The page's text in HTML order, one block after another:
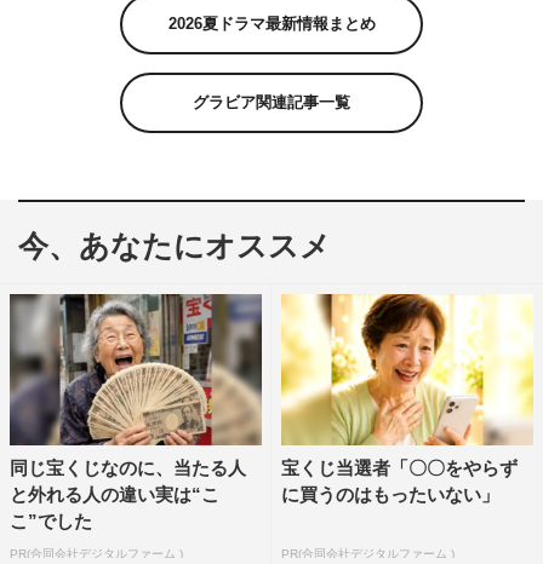
2026夏ドラマ最新情報まとめ
グラビア関連記事一覧
今、あなたにオススメ
同じ宝くじなのに、当たる人
と外れる人の違い実は“こ
こ”でした
PR(合同会社デジタルファーム )
宝くじ当選者「〇〇をやらず
に買うのはもったいない」
PR(合同会社デジタルファーム )